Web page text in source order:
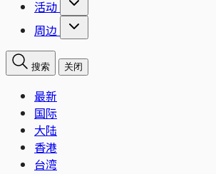
活动
周边
搜索 关闭
最新
国际
大陆
香港
台湾